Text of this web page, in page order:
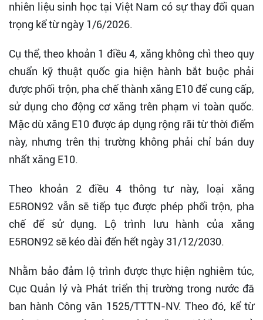
nhiên liệu sinh học tại Việt Nam có sự thay đổi quan
trọng kể từ ngày 1/6/2026.
Cụ thể, theo khoản 1 điều 4, xăng không chì theo quy
chuẩn kỹ thuật quốc gia hiện hành bắt buộc phải
được phối trộn, pha chế thành xăng E10 để cung cấp,
sử dụng cho động cơ xăng trên phạm vi toàn quốc.
Mặc dù xăng E10 được áp dụng rộng rãi từ thời điểm
này, nhưng trên thị trường không phải chỉ bán duy
nhất xăng E10.
Theo khoản 2 điều 4 thông tư này, loại xăng
E5RON92 vẫn sẽ tiếp tục được phép phối trộn, pha
chế để sử dụng. Lộ trình lưu hành của xăng
E5RON92 sẽ kéo dài đến hết ngày 31/12/2030.
Nhằm bảo đảm lộ trình được thực hiện nghiêm túc,
Cục Quản lý và Phát triển thị trường trong nước đã
ban hành Công văn 1525/TTTN-NV. Theo đó, kể từ